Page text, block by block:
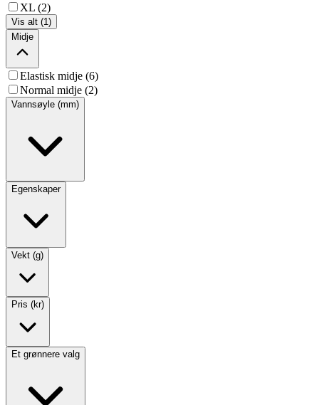
XL (2)
Vis alt (1)
Midje
Elastisk midje (6)
Normal midje (2)
Vannsøyle (mm)
Egenskaper
Vekt (g)
Pris (kr)
Et grønnere valg